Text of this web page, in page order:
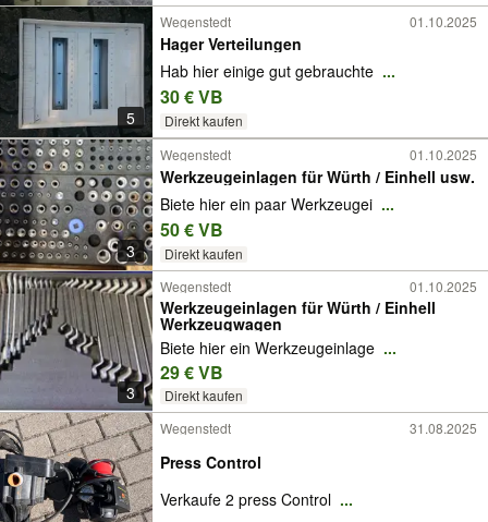
5
Wegenstedt 01.10.2025
Hager Verteilungen
Hab hier einige gut gebrauchte ...
30 € VB
Direkt kaufen
3
Wegenstedt 01.10.2025
Werkzeugeinlagen für Würth / Einhell usw.
Biete hier ein paar Werkzeugei ...
50 € VB
Direkt kaufen
3
Wegenstedt 01.10.2025
Werkzeugeinlagen für Würth / Einhell
Werkzeugwagen
Biete hier ein Werkzeugeinlage ...
29 € VB
Direkt kaufen
Wegenstedt 31.08.2025
Press Control
Verkaufe 2 press Control ...